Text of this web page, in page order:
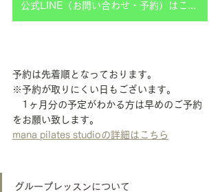
公式LINE（お問い合わせ・予約）はこちら
予約は先着順となっております。
※予約が取りにくい日もございます。
1ヶ月分の予定がわかる方は早めのご予約
をお願い致します。
mana pilates studioの詳細はこちら
グループレッスンについて